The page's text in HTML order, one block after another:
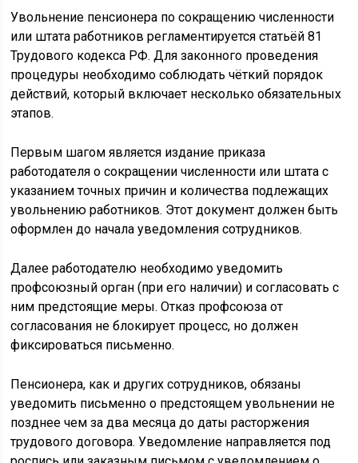
Увольнение пенсионера по сокращению численности
или штата работников регламентируется статьёй 81
Трудового кодекса РФ. Для законного проведения
процедуры необходимо соблюдать чёткий порядок
действий, который включает несколько обязательных
этапов.
Первым шагом является издание приказа
работодателя о сокращении численности или штата с
указанием точных причин и количества подлежащих
увольнению работников. Этот документ должен быть
оформлен до начала уведомления сотрудников.
Далее работодателю необходимо уведомить
профсоюзный орган (при его наличии) и согласовать с
ним предстоящие меры. Отказ профсоюза от
согласования не блокирует процесс, но должен
фиксироваться письменно.
Пенсионера, как и других сотрудников, обязаны
уведомить письменно о предстоящем увольнении не
позднее чем за два месяца до даты расторжения
трудового договора. Уведомление направляется под